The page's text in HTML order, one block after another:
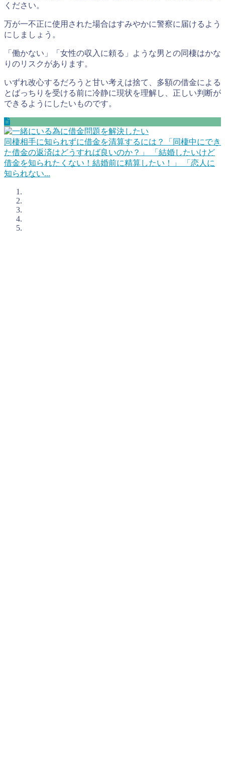
ください。
万が一不正に使用された場合はすみやかに警察に届けるよう
にしましょう。
「働かない」「女性の収入に頼る」ような男との同棲はかな
りのリスクがあります。
いずれ改心するだろうと甘い考えは捨て、多額の借金による
とばっちりを受ける前に冷静に現状を理解し、正しい判断が
できるようにしたいものです。
同棲相手に知られずに借金を清算するには？
「同棲中にでき
た借金の返済はどうすれば良いのか？」 「結婚したいけど
借金を知られたくない！結婚前に精算したい！」 「恋人に
知られない...